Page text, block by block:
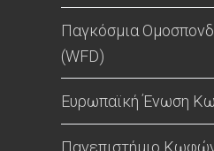
Παγκόσμια
(WFD)
Ευρωπαϊκή Ένωση
Πανεπιστήμιο